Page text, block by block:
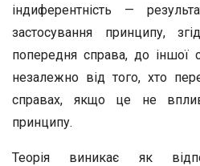
індиферентність —
застосування принципу,
попередня справа, до іншої
незалежно від того, хто
справах, якщо це не
принципу.
Теорія виникає як